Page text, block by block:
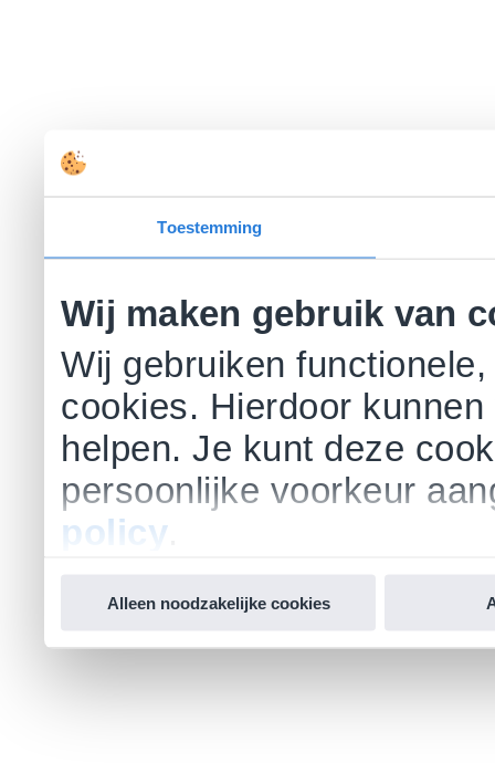
Toestemming
Wij maken gebruik van
Wij gebruiken
cookies. Hierdoor
helpen. Je kunt deze
persoonlijke voorkeur
policy
Alleen noodzakelijke cookies